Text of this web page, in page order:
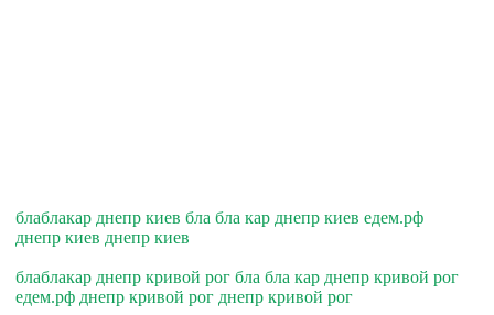
блаблакар днепр киев бла бла кар днепр киев едем.рф
днепр киев днепр киев
блаблакар днепр кривой рог бла бла кар днепр кривой рог
едем.рф днепр кривой рог днепр кривой рог